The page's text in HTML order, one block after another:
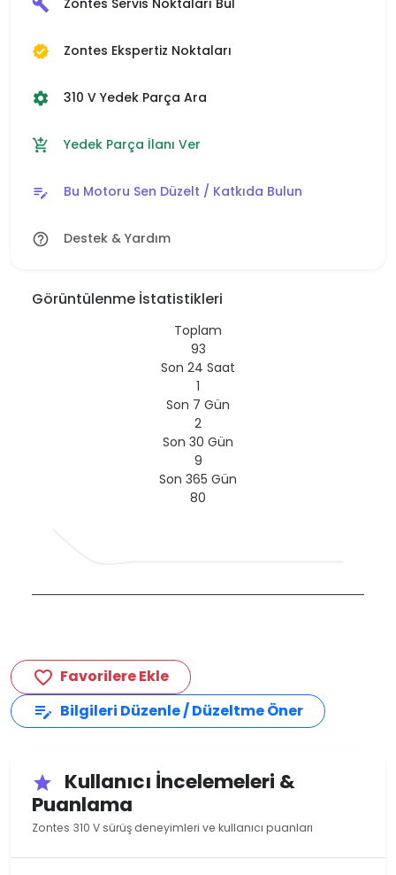
build Zontes Servis Noktaları Bul
verified Zontes Ekspertiz Noktaları
settings 310 V Yedek Parça Ara
add_shopping_cart Yedek Parça İlanı Ver
edit_note Bu Motoru Sen Düzelt / Katkıda Bulun
help_outline Destek & Yardım
Görüntülenme İstatistikleri
Toplam
93
Son 24 Saat
1
Son 7 Gün
2
Son 30 Gün
9
Son 365 Gün
80
favorite_border Favorilere Ekle
edit_note Bilgileri Düzenle / Düzeltme Öner
star
Kullanıcı İncelemeleri &
Puanlama
Zontes 310 V sürüş deneyimleri ve kullanıcı puanları